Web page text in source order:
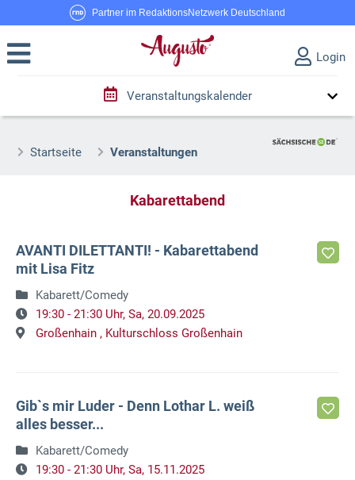
Partner im RedaktionsNetzwerk Deutschland
Login
Veranstaltungskalender
Startseite Veranstaltungen
Kabarettabend
AVANTI DILETTANTI! - Kabarettabend
mit Lisa Fitz
Kabarett/Comedy
19:30 - 21:30 Uhr, Sa, 20.09.2025
Großenhain , Kulturschloss Großenhain
Gib`s mir Luder - Denn Lothar L. weiß
alles besser...
Kabarett/Comedy
19:30 - 21:30 Uhr, Sa, 15.11.2025